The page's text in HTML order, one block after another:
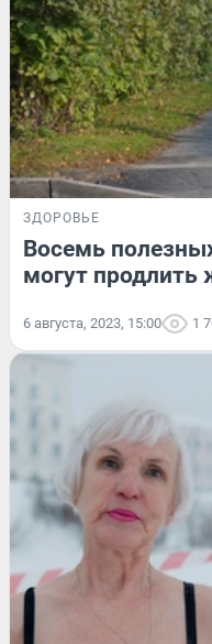
ЗДОРОВЬЕ
Восемь
могут продлить
6 августа, 2023, 15:00 1